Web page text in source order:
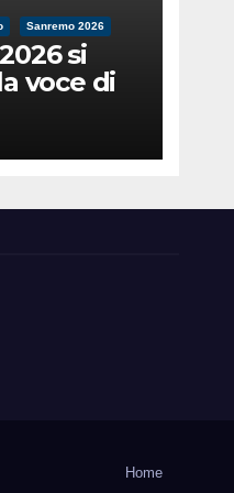
Sanremo 2026
si
voce di
Home